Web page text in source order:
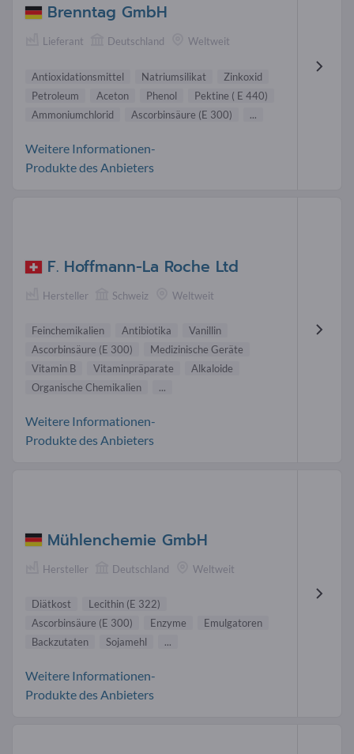
Brenntag GmbH
Lieferant Deutschland Weltweit
Antioxidationsmittel Natriumsilikat
Zinkoxid
Petroleum
Aceton Phenol
Pektine ( E 440)
Ammoniumchlorid
Ascorbinsäure (E 300) ...
Weitere Informationen-
Produkte des Anbieters
F. Hoffmann-La Roche Ltd
Hersteller Schweiz Weltweit
Feinchemikalien Antibiotika
Vanillin
Ascorbinsäure (E 300)
Medizinische Geräte
Vitamin B
Vitaminpräparate
Alkaloide
Organische Chemikalien
...
Weitere Informationen-
Produkte des Anbieters
Mühlenchemie GmbH
Hersteller Deutschland Weltweit
Diätkost
Lecithin (E 322)
Ascorbinsäure (E 300)
Enzyme
Emulgatoren
Backzutaten
Sojamehl ...
Weitere Informationen-
Produkte des Anbieters